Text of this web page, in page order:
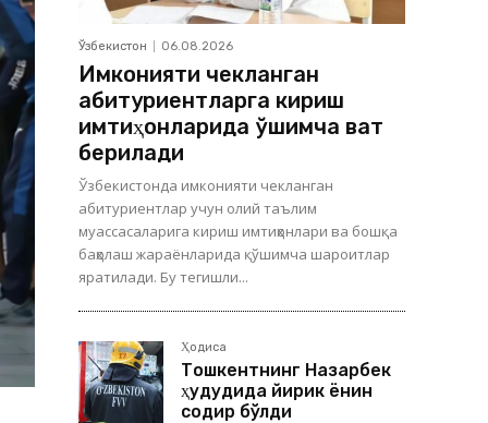
Ўзбекистон 06.08.2026
Имконияти чекланган
абитуриентларга кириш
имтиҳонларида қўшимча вақт
берилади
Ўзбекистонда имконияти чекланган
абитуриентлар учун олий таълим
муассасаларига кириш имтиҳонлари ва бошқа
баҳолаш жараёнларида қўшимча шароитлар
яратилади. Бу тегишли...
Ҳодиса
Тошкентнинг Назарбек
ҳудудида йирик ёнғин
содир бўлди